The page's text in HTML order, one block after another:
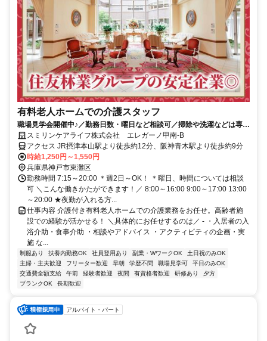
有料老人ホームでの介護スタッフ
職場見学会開催中♪／勤務日数・曜日など相談可／掃除や洗濯などは専門
スタッフが対応するので介護業務に専念◎
スミリンケアライフ株式会社 エレガーノ甲南-B
アクセス JR摂津本山駅より徒歩約12分、阪神青木駅より徒歩約9分
時給1,250円～1,550円
兵庫県神戸市東灘区
勤務時間 7:15～20:00 ＊週2日～OK！ ＊曜日、時間については相談
可 ＼こんな働きかたができます！／ 8:00～16:00 9:00～17:00 13:00
～20:00 ★夜勤が入れる方...
仕事内容 介護付き有料老人ホームでの介護業務をお任せ。高齢者施
設での経験が活かせる！ ＼具体的にお任せするのは／ - ・入居者の入
浴介助・食事介助 ・相談やアドバイス ・アクティビティの企画・実
施 な...
制服あり 扶養内勤務OK 社員登用あり 副業・WワークOK
土日祝のみOK
主婦・主夫歓迎
フリーター歓迎 早朝 学歴不問 職場見学可
平日のみOK
交通費全額支給
午前 経験者歓迎 夜間 有資格者歓迎 研修あり
夕方
ブランクOK
長期歓迎
アルバイト・パート